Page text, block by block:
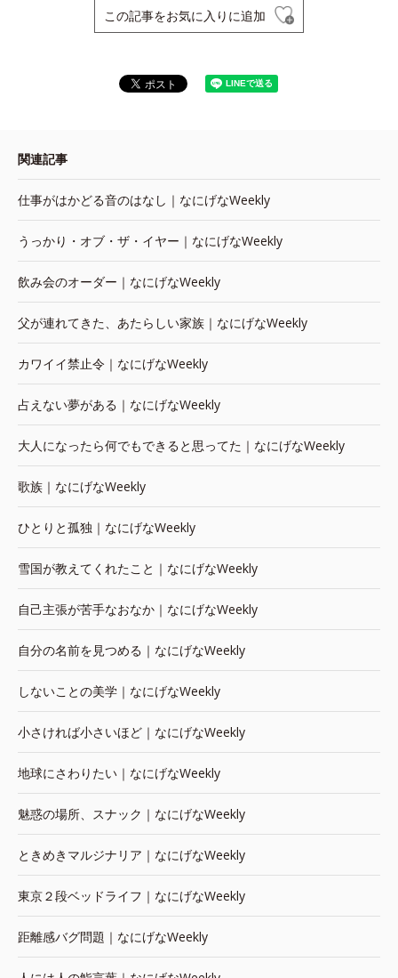
この記事をお気に入りに追加
関連記事
仕事がはかどる音のはなし｜なにげなWeekly
うっかり・オブ・ザ・イヤー｜なにげなWeekly
飲み会のオーダー｜なにげなWeekly
父が連れてきた、あたらしい家族｜なにげなWeekly
カワイイ禁止令｜なにげなWeekly
占えない夢がある｜なにげなWeekly
大人になったら何でもできると思ってた｜なにげなWeekly
歌族｜なにげなWeekly
ひとりと孤独｜なにげなWeekly
雪国が教えてくれたこと｜なにげなWeekly
自己主張が苦手なおなか｜なにげなWeekly
自分の名前を見つめる｜なにげなWeekly
しないことの美学｜なにげなWeekly
小さければ小さいほど｜なにげなWeekly
地球にさわりたい｜なにげなWeekly
魅惑の場所、スナック｜なにげなWeekly
ときめきマルジナリア｜なにげなWeekly
東京２段ベッドライフ｜なにげなWeekly
距離感バグ問題｜なにげなWeekly